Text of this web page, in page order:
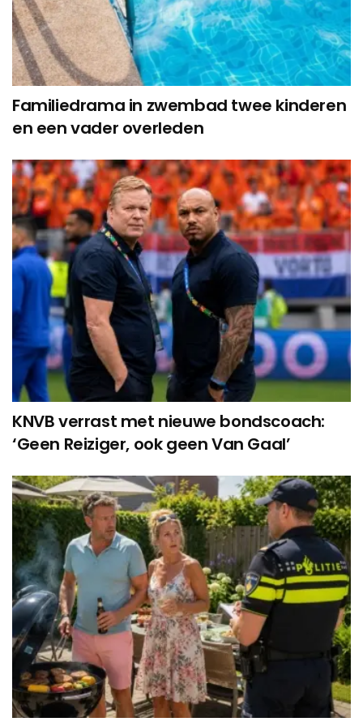
Familiedrama in zwembad twee kinderen
en een vader overleden
KNVB verrast met nieuwe bondscoach:
‘Geen Reiziger, ook geen Van Gaal’